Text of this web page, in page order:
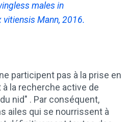
males in
vitiensis Mann, 2016.
participent pas à la prise en
la recherche active de
nid" . Par conséquent,
ailes qui se nourrissent à